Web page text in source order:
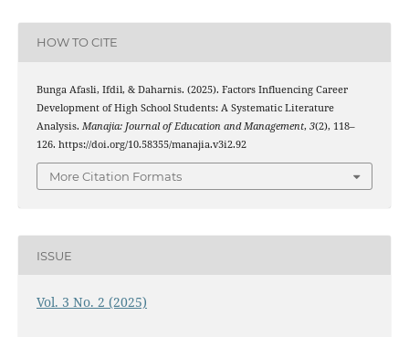
HOW TO CITE
Bunga Afasli, Ifdil, & Daharnis. (2025). Factors Influencing Career
Development of High School Students: A Systematic Literature
Analysis. Manajia: Journal of Education and Management, 3(2), 118–
126. https://doi.org/10.58355/manajia.v3i2.92
More Citation Formats
ISSUE
Vol. 3 No. 2 (2025)